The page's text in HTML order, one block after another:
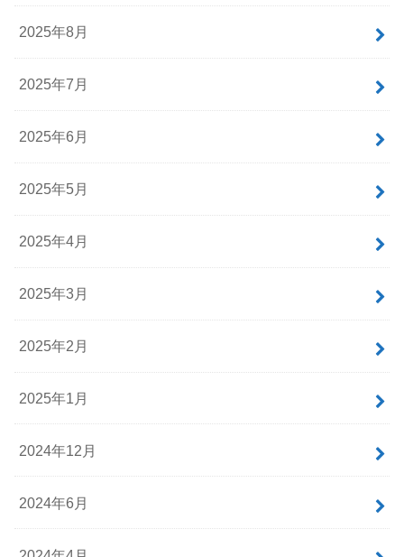
2025年8月
2025年7月
2025年6月
2025年5月
2025年4月
2025年3月
2025年2月
2025年1月
2024年12月
2024年6月